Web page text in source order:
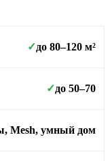
✓до 80–120 м²
✓до 50–70
Mesh, умный дом